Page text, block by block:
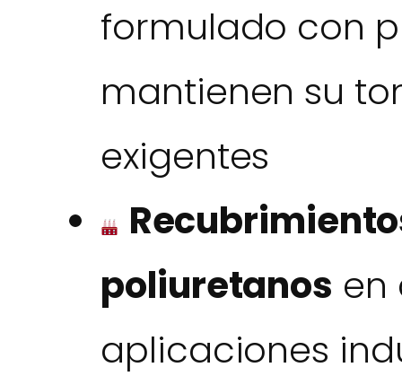
formulado con
mantienen su
exigentes
poliuretanos en
aplicaciones